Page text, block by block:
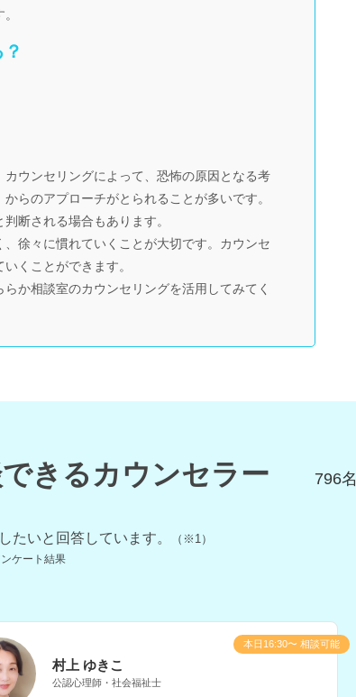
ウンセリングによって、恐怖の原因となる考
らのアプローチがとられることが多いです。
断される場合もあります。
徐々に慣れていくことが大切です。カウンセ
くことができます。
か相談室のカウンセリングを活用してみてく
きるカウンセラー 796名
たいと回答しています。 （※1）
ケート結果
村上 ゆきこ
公認心理師・社会福祉士
本日16:30〜 相談可能